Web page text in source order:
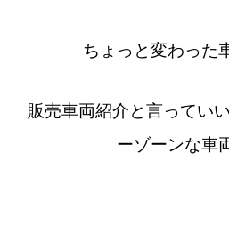
ちょっと変わった
販売車両紹介と言ってい
ーゾーンな車